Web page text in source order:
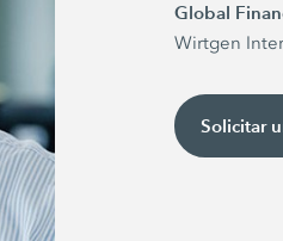
Global
Wirtgen
Solicitar